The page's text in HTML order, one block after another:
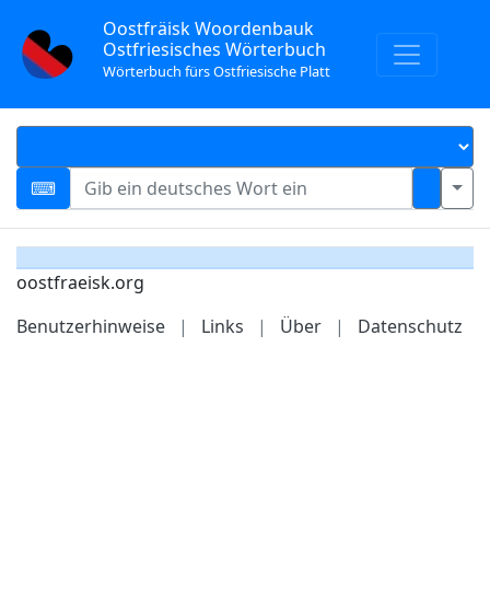
Oostfräisk Woordenbauk
Ostfriesisches Wörterbuch
Wörterbuch fürs Ostfriesische Platt
oostfraeisk.org
Benutzerhinweise
| Links | Über | Datenschutz